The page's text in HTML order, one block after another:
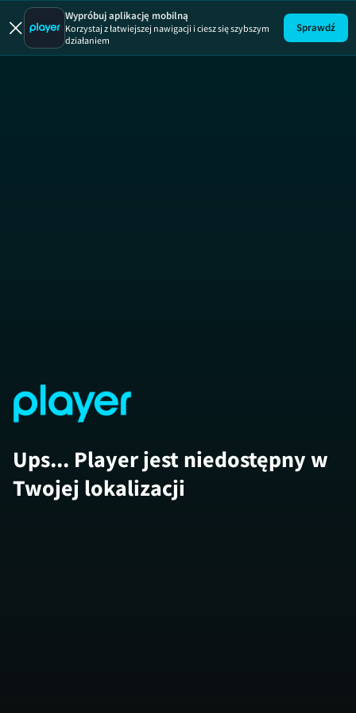
Blok Ekipa
Wypróbuj aplikację mobilną
Korzystaj z łatwiejszej nawigacji i ciesz się szybszym
działaniem
Sprawdź
Ups... Player jest niedostępny w
Twojej lokalizacji